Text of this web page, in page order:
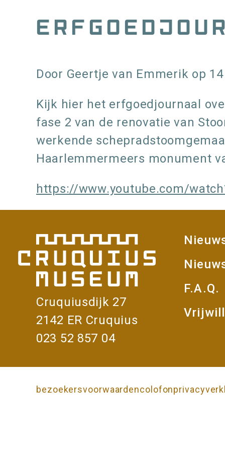
Door Geertje van Emmerik op
Kijk hier het erfgoedjournaal
fase 2 van de renovatie van
werkende
Haarlemmermeers monument
https://www.youtube.com/
Cruquiusdijk 27
2142 ER Cruquius
023 52 857 04
F.A.Q.
Onderkant
bezoekersvoorwaardencolofon